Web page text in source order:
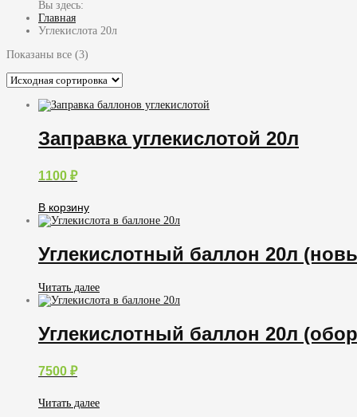
Главная
Углекислота 20л
Показаны все (3)
Заправка углекислотой 20л
1100 ₽
В корзину
Углекислотный баллон 20л
Читать далее
Углекислотный баллон 20л
7500 ₽
Читать далее